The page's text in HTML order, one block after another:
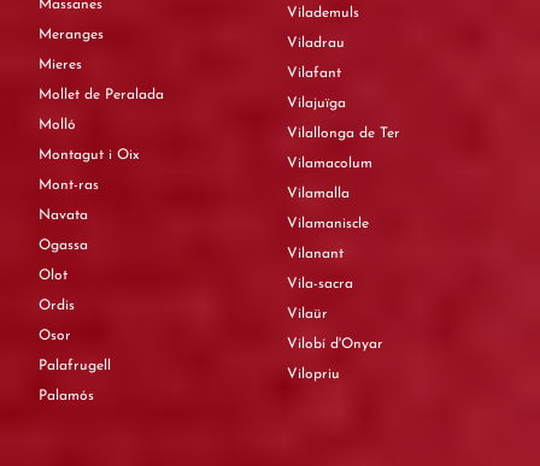
Massanes
Meranges
Mieres
Mollet de Peralada
Molló
Montagut i Oix
Mont-ras
Navata
Ogassa
Olot
Ordis
Osor
Palafrugell
Palamós
Vilademuls
Viladrau
Vilafant
Vilajuïga
Vilallonga de Ter
Vilamacolum
Vilamalla
Vilamaniscle
Vilanant
Vila-sacra
Vilaür
Vilobí d'Onyar
Vilopriu